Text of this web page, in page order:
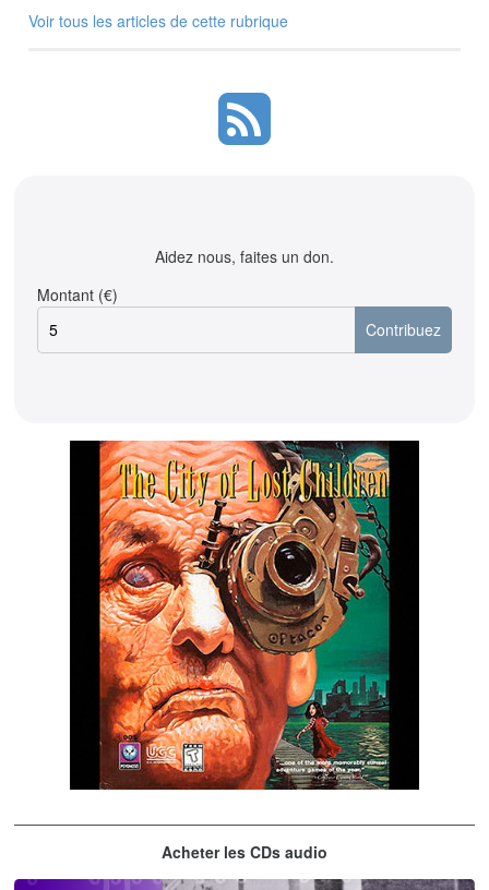
Voir tous les articles de cette rubrique
Aidez nous, faites un don.
Montant (€)
The City of Lost Children
Acheter les CDs audio